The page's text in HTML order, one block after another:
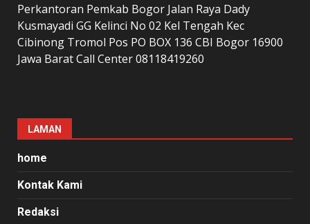
Perkantoran Pemkab Bogor Jalan Raya Dady
Kusmayadi GG Kelinci No 02 Kel Tengah Kec
Cibinong Tromol Pos PO BOX 136 CBI Bogor 16900
Jawa Barat Call Center 08118419260
LAMAN
home
Kontak Kami
Redaksi